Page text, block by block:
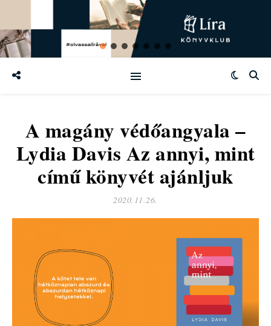
A magány védőangyala –
Lydia Davis Az annyi, mint
című könyvét ajánljuk
2020.11.26.